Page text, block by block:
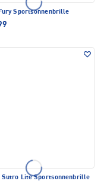
Sportsonnenbrille
Sutro Lite Sportsonnenbrille